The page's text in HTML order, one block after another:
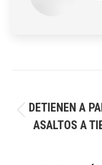
DETIENEN A
ASALTOS A